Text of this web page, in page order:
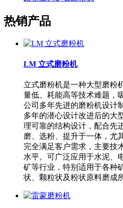
热销产品
LM 立式磨粉机
立式磨粉机是一种大型磨粉
量低、耗能高等技术难题，
公司多年先进的磨粉机设计
多年的潜心设计改进后的大
理可靠的结构设计，配合先
磨、选粉、提升于一体，尤
完全满足客户需求，主要技
水平。可广泛应用于水泥、
矿等行业，特别适用于各种
状、颗粒状及粉状原料磨成